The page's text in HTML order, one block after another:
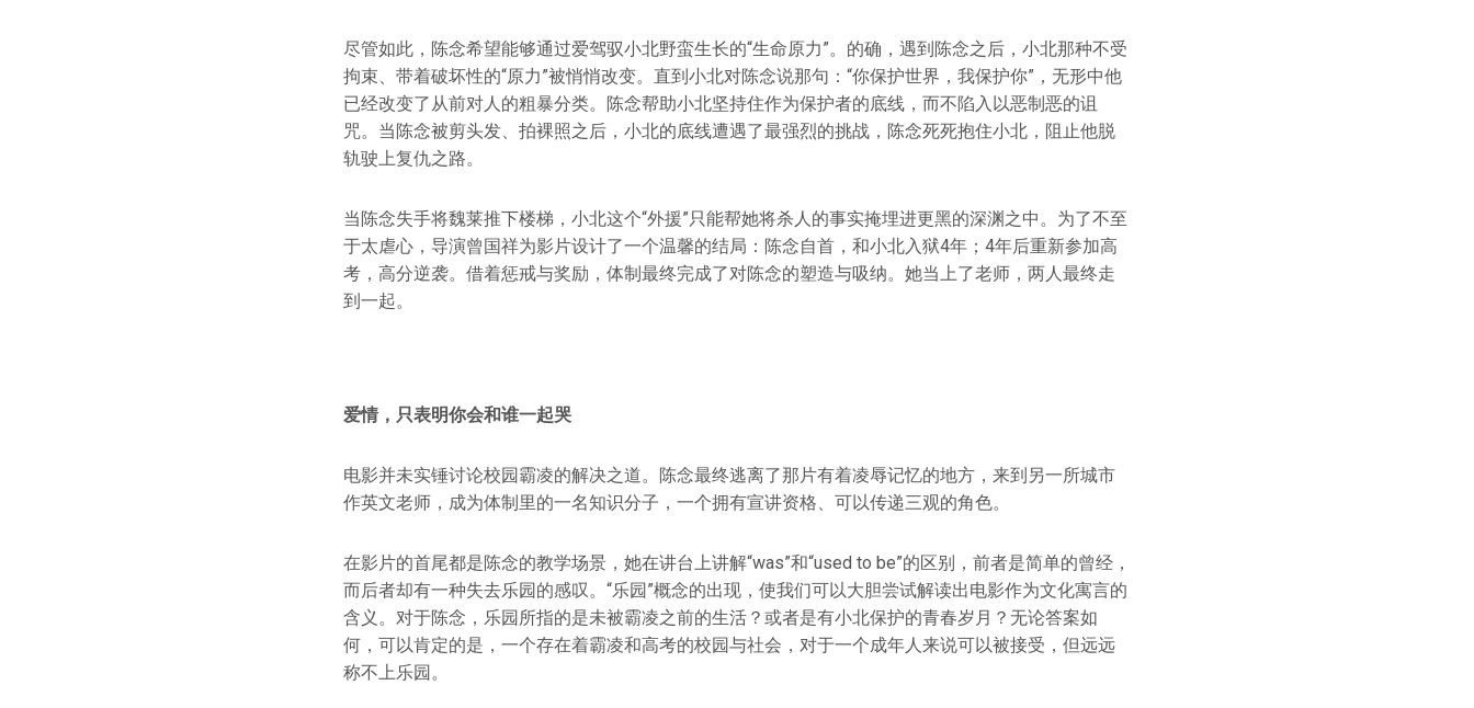
尽管如此，陈念希望能够通过爱驾驭小北野蛮生长的“生命原力”。的确，遇到陈念之后，小北那种不受
拘束、带着破坏性的“原力”被悄悄改变。直到小北对陈念说那句：“你保护世界，我保护你”，无形中他
已经改变了从前对人的粗暴分类。陈念帮助小北坚持住作为保护者的底线，而不陷入以恶制恶的诅
咒。当陈念被剪头发、拍裸照之后，小北的底线遭遇了最强烈的挑战，陈念死死抱住小北，阻止他脱
轨驶上复仇之路。
当陈念失手将魏莱推下楼梯，小北这个“外援”只能帮她将杀人的事实掩埋进更黑的深渊之中。为了不至
于太虐心，导演曾国祥为影片设计了一个温馨的结局：陈念自首，和小北入狱4年；4年后重新参加高
考，高分逆袭。借着惩戒与奖励，体制最终完成了对陈念的塑造与吸纳。她当上了老师，两人最终走
到一起。
爱情，只表明你会和谁一起哭
电影并未实锤讨论校园霸凌的解决之道。陈念最终逃离了那片有着凌辱记忆的地方，来到另一所城市
作英文老师，成为体制里的一名知识分子，一个拥有宣讲资格、可以传递三观的角色。
在影片的首尾都是陈念的教学场景，她在讲台上讲解“was”和“used to be”的区别，前者是简单的曾经，
而后者却有一种失去乐园的感叹。“乐园”概念的出现，使我们可以大胆尝试解读出电影作为文化寓言的
含义。对于陈念，乐园所指的是未被霸凌之前的生活？或者是有小北保护的青春岁月？无论答案如
何，可以肯定的是，一个存在着霸凌和高考的校园与社会，对于一个成年人来说可以被接受，但远远
称不上乐园。